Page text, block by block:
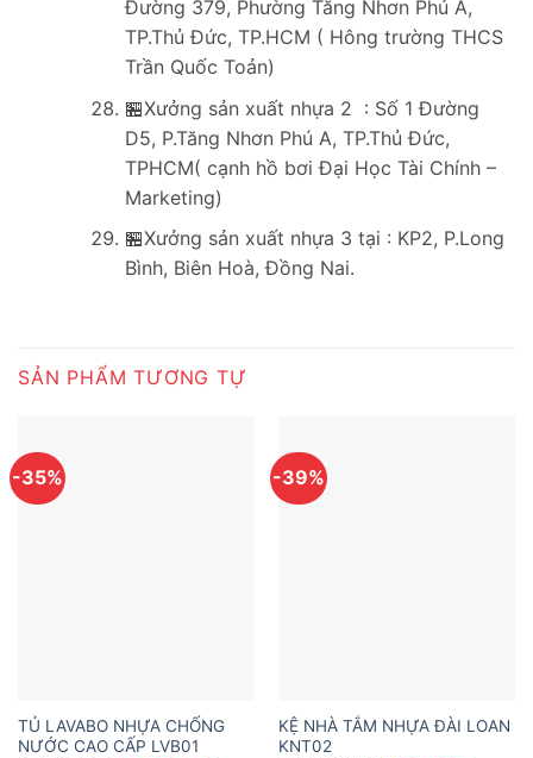
Đường 379, Phường Tăng Nhơn Phú A,
TP.Thủ Đức, TP.HCM ( Hông trường THCS
Trần Quốc Toản)
🏪Xưởng sản xuất nhựa 2 : Số 1 Đường
D5, P.Tăng Nhơn Phú A, TP.Thủ Đức,
TPHCM( cạnh hồ bơi Đại Học Tài Chính –
Marketing)
🏪Xưởng sản xuất nhựa 3 tại : KP2, P.Long
Bình, Biên Hoà, Đồng Nai.
SẢN PHẨM TƯƠNG TỰ
-35%
TỦ LAVABO NHỰA CHỐNG
NƯỚC CAO CẤP LVB01
-39%
KỆ NHÀ TẮM NHỰA ĐÀI LOAN
KNT02